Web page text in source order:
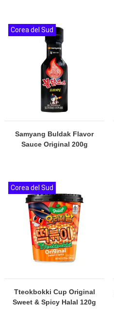
Samyang Buldak Flavor
Sauce Original 200g
Corea del Sud
Tteokbokki Cup Original
Sweet & Spicy Halal 120g
Corea del Sud